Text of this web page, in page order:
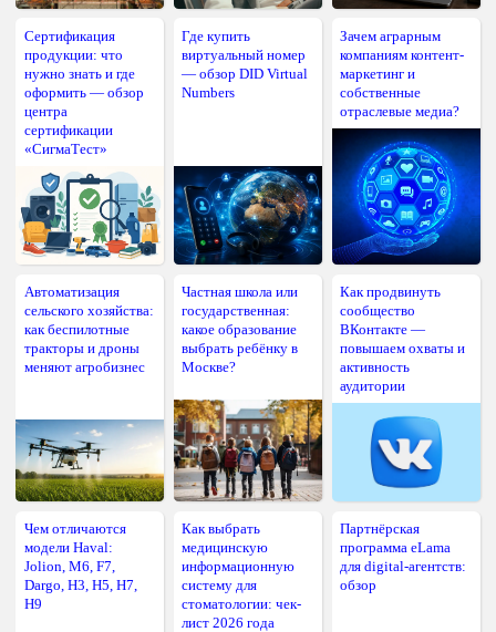
Сертификация
продукции: что
нужно знать и где
оформить — обзор
центра
сертификации
«СигмаТест»
Где купить
виртуальный номер
— обзор DID Virtual
Numbers
Зачем аграрным
компаниям контент-
маркетинг и
собственные
отраслевые медиа?
Автоматизация
сельского хозяйства:
как беспилотные
тракторы и дроны
меняют агробизнес
Частная школа или
государственная:
какое образование
выбрать ребёнку в
Москве?
Как продвинуть
сообщество
ВКонтакте —
повышаем охваты и
активность
аудитории
Чем отличаются
модели Haval:
Jolion, M6, F7,
Dargo, H3, H5, H7,
H9
Как выбрать
медицинскую
информационную
систему для
стоматологии: чек-
лист 2026 года
Партнёрская
программа eLama
для digital-агентств:
обзор